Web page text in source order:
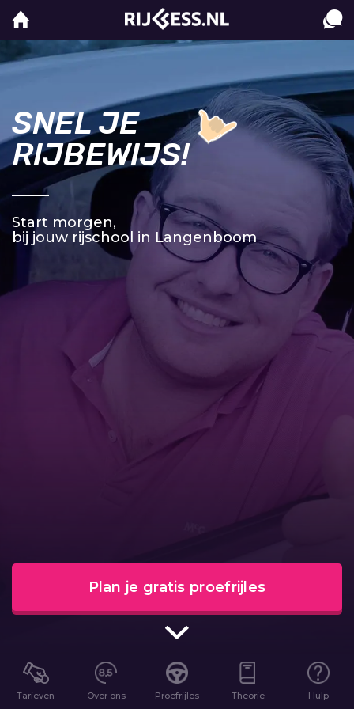
SNEL JE
RIJBEWIJS!
Start morgen,
bij jouw rijschool in Langenboom
Plan je gratis proefrijles
Tarieven Over ons Proefrijles Theorie Hulp